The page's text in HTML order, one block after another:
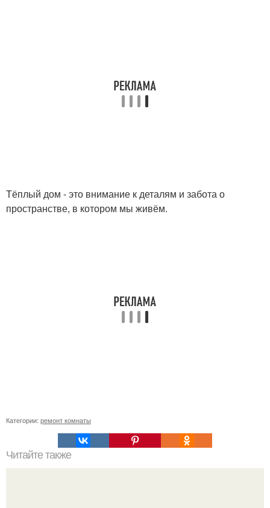
Тёплый дом - это внимание к деталям и забота о
пространстве, в котором мы живём.
Категории: ремонт комнаты
Читайте также